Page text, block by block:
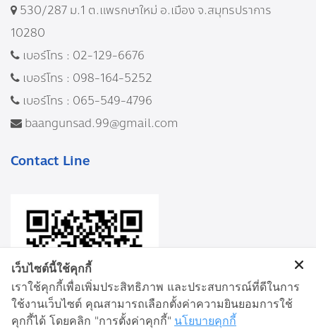
530/287 ม.1 ต.แพรกษาใหม่ อ.เมือง จ.สมุทรปราการ
10280
เบอร์โทร : 02-129-6676
เบอร์โทร : 098-164-5252
เบอร์โทร : 065-549-4796
baangunsad.99@gmail.com
Contact Line
เว็บไซต์นี้ใช้คุกกี้
เราใช้คุกกี้เพื่อเพิ่มประสิทธิภาพ และประสบการณ์ที่ดีในการ
ใช้งานเว็บไซต์ คุณสามารถเลือกตั้งค่าความยินยอมการใช้
คุกกี้ได้ โดยคลิก "การตั้งค่าคุกกี้" นโยบายคุกกี้